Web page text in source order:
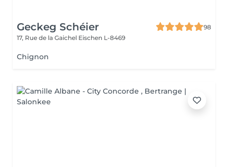
Geckeg Schéier
98
17, Rue de la Gaichel Eischen L-8469
Chignon